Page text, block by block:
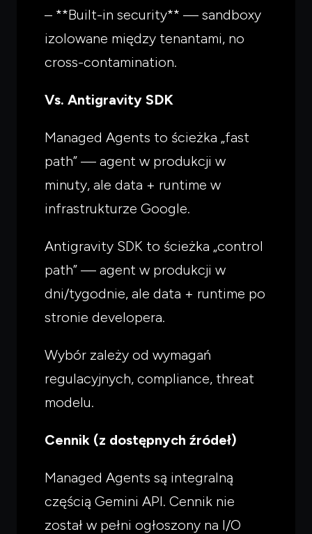
– **Built-in security** — sandboxy
izolowane między tenantami, no
cross-contamination.
Vs. Antigravity SDK
Managed Agents to ścieżka „fast
path” — agent w produkcji w
minuty, ale data + runtime w
infrastrukturze Google.
Antigravity SDK to ścieżka „control
path” — agent w produkcji w
dni/tygodnie, ale data + runtime po
stronie developera.
Wybór zależy od wymagań
regulacyjnych, compliance, threat
modelu.
Cennik (z dostępnych źródeł)
Managed Agents są integralną
częścią Gemini API. Cennik nie
został w pełni ogłoszony na I/O